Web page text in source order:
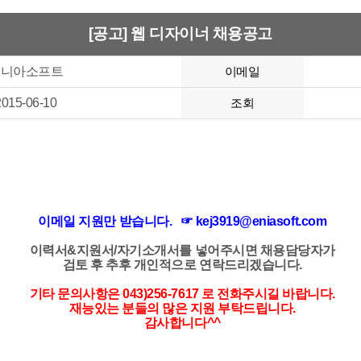
[공고] 웹 디자이너 채용공고
아소프트 이메일
06-10 조회
이메일 지원만 받습니다. ☞ kej3919@eniasoft.com
이력서&지원서/자기소개서를 넣어주시면 채용담당자가
검토 후 추후 개인적으로 연락드리겠습니다.
기타 문의사항은 043)256-7617 로 전화주시길 바랍니다.
재능있는 분들의 많은 지원 부탁드립니다.
감사합니다^^